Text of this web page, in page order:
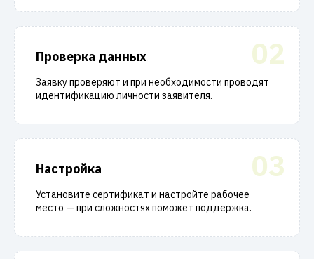
02
Проверка данных
Заявку проверяют и при необходимости проводят
идентификацию личности заявителя.
03
Настройка
Установите сертификат и настройте рабочее
место — при сложностях поможет поддержка.